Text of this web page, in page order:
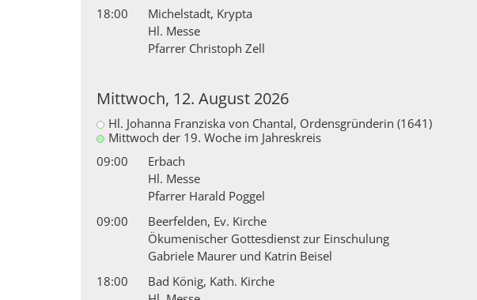
18:00
Michelstadt, Krypta
Hl. Messe
Pfarrer Christoph Zell
Mittwoch, 12. August 2026
Hl. Johanna Franziska von Chantal, Ordensgründerin (1641)
Mittwoch der 19. Woche im Jahreskreis
09:00
Erbach
Hl. Messe
Pfarrer Harald Poggel
09:00
Beerfelden, Ev. Kirche
Ökumenischer Gottesdienst zur Einschulung
Gabriele Maurer und Katrin Beisel
18:00
Bad König, Kath. Kirche